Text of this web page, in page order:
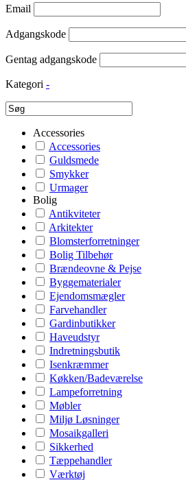
Email
Adgangskode
Gentag adgangskode
Kategori -
Accessories
Accessories
Guldsmede
Smykker
Urmager
Bolig
Antikviteter
Arkitekter
Blomsterforretninger
Bolig Tilbehør
Brændeovne & Pejse
Byggematerialer
Ejendomsmægler
Farvehandler
Gardinbutikker
Haveudstyr
Indretningsbutik
Isenkræmmer
Køkken/Badeværelse
Lampeforretning
Møbler
Miljø Løsninger
Mosaikgalleri
Sikkerhed
Tæppehandler
Værktøj